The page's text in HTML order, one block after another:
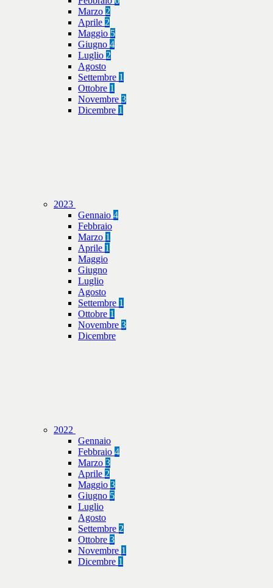
Marzo 2
Aprile 2
Maggio 5
Giugno 4
Luglio 2
Agosto
Settembre 1
Ottobre 1
Novembre 3
Dicembre 1
2023
Gennaio 4
Febbraio
Marzo 1
Aprile 1
Maggio
Giugno
Luglio
Agosto
Settembre 1
Ottobre 1
Novembre 3
Dicembre
2022
Gennaio
Febbraio 4
Marzo 3
Aprile 2
Maggio 3
Giugno 5
Luglio
Agosto
Settembre 2
Ottobre 3
Novembre 1
Dicembre 1